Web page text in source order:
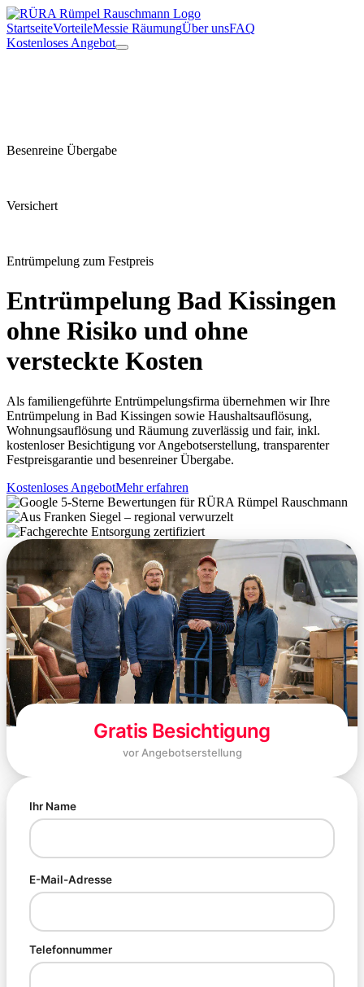
StartseiteVorteileMessie RäumungÜber unsFAQ
Kostenloses Angebot
Besenreine Übergabe
Versichert
Entrümpelung zum Festpreis
Entrümpelung Bad Kissingen
ohne Risiko und ohne
versteckte Kosten
Als familiengeführte Entrümpelungsfirma übernehmen wir Ihre
Entrümpelung in Bad Kissingen sowie Haushaltsauflösung,
Wohnungsauflösung und Räumung zuverlässig und fair, inkl.
kostenloser Besichtigung vor Angebotserstellung, transparenter
Festpreisgarantie und besenreiner Übergabe.
Kostenloses AngebotMehr erfahren
Gratis Besichtigung
vor Angebotserstellung
Ihr Name
E-Mail-Adresse
Telefonnummer